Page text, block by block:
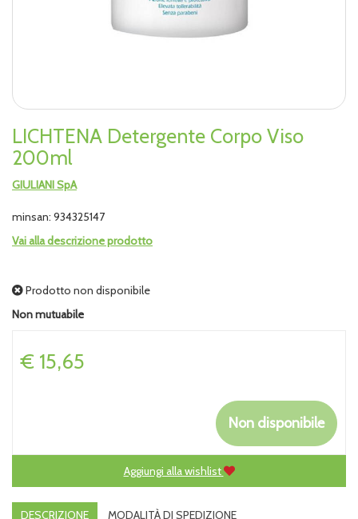
LICHTENA Detergente Corpo Viso
200ml
GIULIANI SpA
minsan: 934325147
Vai alla descrizione prodotto
Prodotto non disponibile
Non mutuabile
Prezzo
€ 15,65
Non disponibile
Aggiungi alla wishlist
DESCRIZIONE
MODALITÀ DI SPEDIZIONE